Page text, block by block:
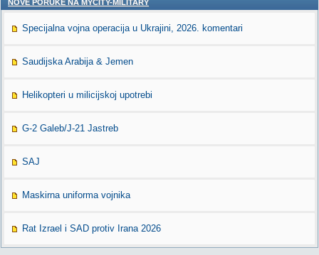
NOVE PORUKE NA MYCITY-MILITARY
Specijalna vojna operacija u Ukrajini, 2026. komentari
Saudijska Arabija & Jemen
Helikopteri u milicijskoj upotrebi
G-2 Galeb/J-21 Jastreb
SAJ
Maskirna uniforma vojnika
Rat Izrael i SAD protiv Irana 2026